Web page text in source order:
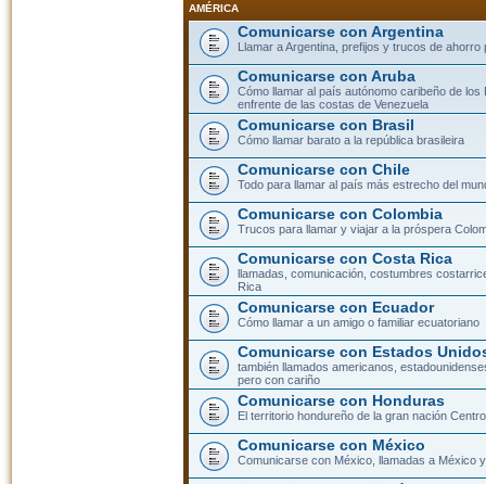
AMÉRICA
Comunicarse con Argentina
Llamar a Argentina, prefijos y trucos de ahorro
Comunicarse con Aruba
Cómo llamar al país autónomo caribeño de los
enfrente de las costas de Venezuela
Comunicarse con Brasil
Cómo llamar barato a la república brasileira
Comunicarse con Chile
Todo para llamar al país más estrecho del
Comunicarse con Colombia
Trucos para llamar y viajar a la próspera
Comunicarse con Costa Rica
llamadas, comunicación, costumbres
Rica
Comunicarse con Ecuador
Cómo llamar a un amigo o familiar ecuatoriano
Comunicarse con Estados
también llamados americanos,
pero con cariño
Comunicarse con Honduras
El territorio hondureño de la gran nación
Comunicarse con México
Comunicarse con México, llamadas a México